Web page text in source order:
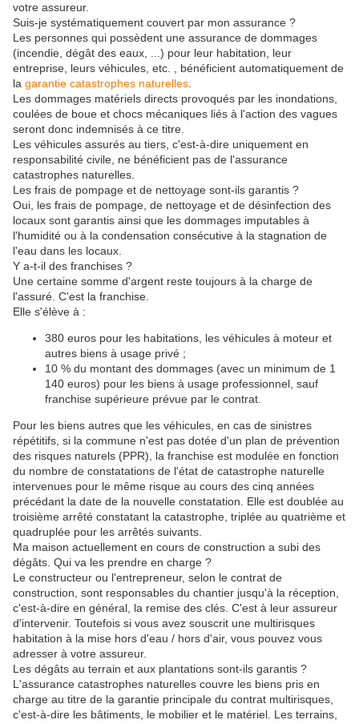
votre assureur.
Suis-je systématiquement couvert par mon assurance ?
Les personnes qui possèdent une assurance de dommages
(incendie, dégât des eaux, ...) pour leur habitation, leur
entreprise, leurs véhicules, etc. , bénéficient automatiquement de
la garantie catastrophes naturelles
Les dommages matériels directs provoqués par les inondations,
coulées de boue et chocs mécaniques liés à l'action des vagues
seront donc indemnisés à ce titre.
Les véhicules assurés au tiers, c'est-à-dire uniquement en
responsabilité civile, ne bénéficient pas de l'assurance
catastrophes naturelles.
Les frais de pompage et de nettoyage sont-ils garantis ?
Oui, les frais de pompage, de nettoyage et de désinfection des
locaux sont garantis ainsi que les dommages imputables à
l'humidité ou à la condensation consécutive à la stagnation de
l'eau dans les locaux.
Y a-t-il des franchises ?
Une certaine somme d'argent reste toujours à la charge de
l'assuré. C'est la franchise.
Elle s'élève à :
380 euros pour les habitations, les véhicules à moteur et
autres biens à usage privé ;
10 % du montant des dommages (avec un minimum de 1
140 euros) pour les biens à usage professionnel, sauf
franchise supérieure prévue par le contrat.
Pour les biens autres que les véhicules, en cas de sinistres
répétitifs, si la commune n'est pas dotée d'un plan de prévention
des risques naturels (PPR), la franchise est modulée en fonction
du nombre de constatations de l'état de catastrophe naturelle
intervenues pour le même risque au cours des cinq années
précédant la date de la nouvelle constatation. Elle est doublée au
troisième arrêté constatant la catastrophe, triplée au quatrième et
quadruplée pour les arrêtés suivants.
Ma maison actuellement en cours de construction a subi des
dégâts. Qui va les prendre en charge ?
Le constructeur ou l'entrepreneur, selon le contrat de
construction, sont responsables du chantier jusqu'à la réception,
c'est-à-dire en général, la remise des clés. C'est à leur assureur
d'intervenir. Toutefois si vous avez souscrit une multirisques
habitation à la mise hors d'eau / hors d'air, vous pouvez vous
adresser à votre assureur.
Les dégâts au terrain et aux plantations sont-ils garantis ?
L'assurance catastrophes naturelles couvre les biens pris en
charge au titre de la garantie principale du contrat multirisques,
c'est-à-dire les bâtiments, le mobilier et le matériel. Les terrains,